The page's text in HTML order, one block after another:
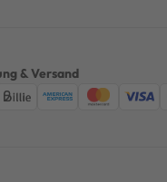
& Versand